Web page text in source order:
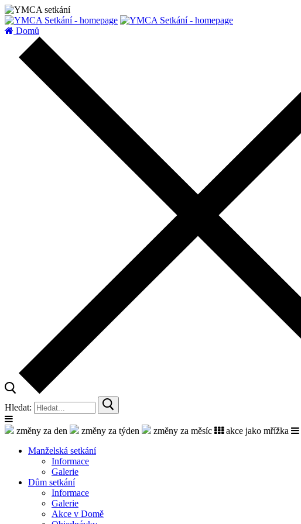
Domů
Hledat:
změny za den změny za týden změny za měsíc akce jako mřížka
Manželská setkání
Informace
Galerie
Dům setkání
Informace
Galerie
Akce v Domě
zatížení serveru